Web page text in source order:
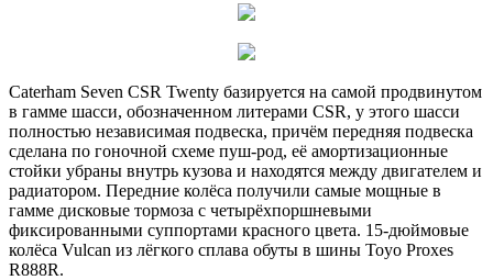
Caterham Seven CSR Twenty базируется на самой продвинутом
в гамме шасси, обозначенном литерами CSR, у этого шасси
полностью независимая подвеска, причём передняя подвеска
сделана по гоночной схеме пуш-род, её амортизационные
стойки убраны внутрь кузова и находятся между двигателем и
радиатором. Передние колёса получили самые мощные в
гамме дисковые тормоза с четырёхпоршневыми
фиксированными суппортами красного цвета. 15-дюймовые
колёса Vulcan из лёгкого сплава обуты в шины Toyo Proxes
R888R.